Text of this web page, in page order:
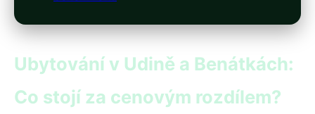
Ubytování v Udině a Benátkách:
Co stojí za cenovým rozdílem?